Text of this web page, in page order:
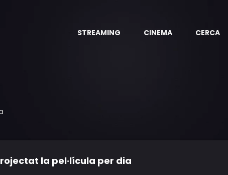
STREAMING CINEMA CERCA
la pel·lícula per dia